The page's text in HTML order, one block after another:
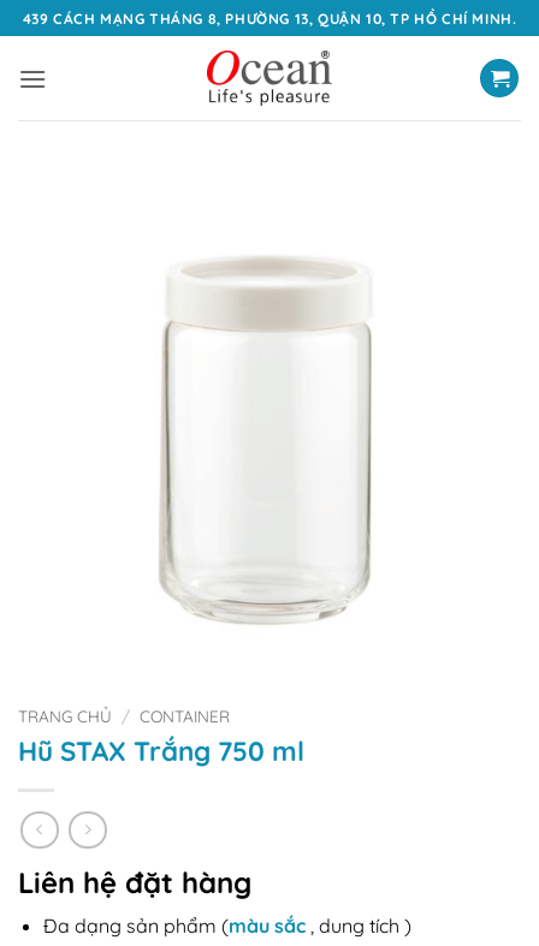
qua
nội
439 CÁCH MẠNG THÁNG 8, PHƯỜNG 13, QUẬN 10, TP HỒ CHÍ MINH.
TRANG CHỦ / CONTAINER
Hũ STAX Trắng 750 ml
Liên hệ đặt hàng
Đa dạng sản phẩm (màu sắc, dung tích )